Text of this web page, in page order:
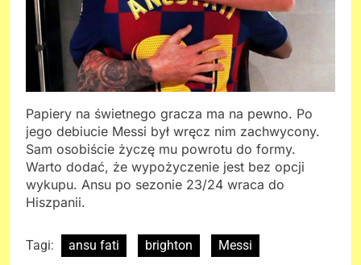
Papiery na świetnego gracza ma na pewno. Po
jego debiucie Messi był wręcz nim zachwycony.
Sam osobiście życzę mu powrotu do formy.
Warto dodać, że wypożyczenie jest bez opcji
wykupu. Ansu po sezonie 23/24 wraca do
Hiszpanii.
Tagi: ansu fati brighton
Messi